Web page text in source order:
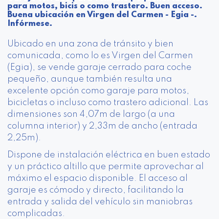
para motos, bicis o como trastero. Buen acceso.
Buena ubicación en Virgen del Carmen - Egia -.
Infórmese.
Ubicado en una zona de tránsito y bien
comunicada, como lo es Virgen del Carmen
(Egia), se vende garaje cerrado para coche
pequeño, aunque también resulta una
excelente opción como garaje para motos,
bicicletas o incluso como trastero adicional. Las
dimensiones son 4,07m de largo (a una
columna interior) y 2,33m de ancho (entrada
2,25m).
Dispone de instalación eléctrica en buen estado
y un práctico altillo que permite aprovechar al
máximo el espacio disponible. El acceso al
garaje es cómodo y directo, facilitando la
entrada y salida del vehículo sin maniobras
complicadas.